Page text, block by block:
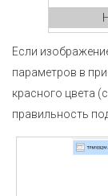
Если
параметров в
красного цвета
правильность